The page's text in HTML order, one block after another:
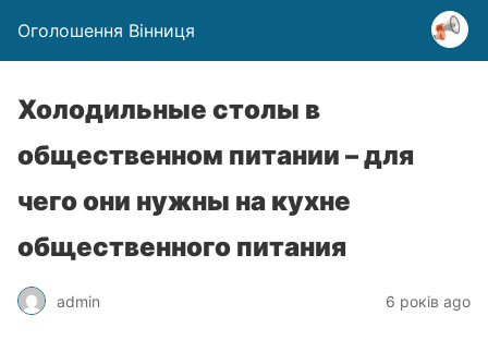
Оголошення Вінниця
Холодильные столы в
общественном питании – для
чего они нужны на кухне
общественного питания
admin 6 років ago